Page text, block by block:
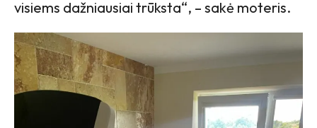
visiems dažniausiai trūksta“, – sakė moteris.